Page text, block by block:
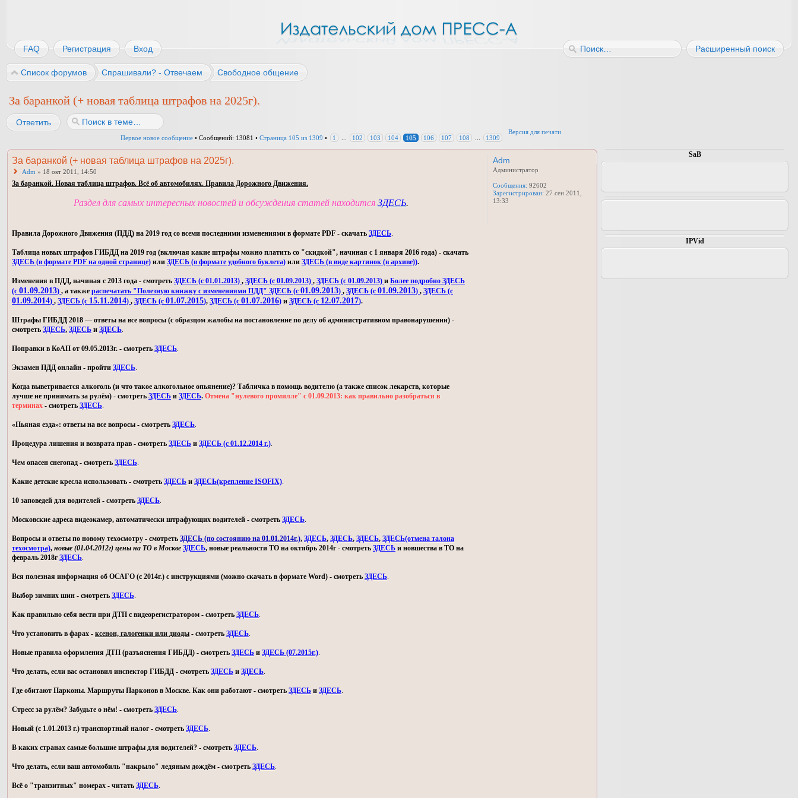
Расширенный поиск
FAQ Регистрация Вход
Версия для печати
Список форумов Спрашивали? - Отвечаем Свободное общение
За баранкой (+ новая таблица штрафов на 2025г).
Ответить
Первое новое сообщение • Сообщений: 13081 • Страница 105 из 1309 • 1 102 103 104 105 106 107 108 1309
За баранкой (+ новая таблица штрафов на 2025г).
Adm » 18 окт 2011, 14:50
За баранкой. Новая таблица штрафов. Всё об автомобилях. Правила Дорожного Движения.
Раздел для самых интересных новостей и обсуждения статей находится ЗДЕСЬ.
Правила Дорожного Движения (ПДД) на 2019 год со всеми последними изменениями в формате PDF - скачать ЗДЕСЬ.
Таблица новых штрафов ГИБДД на 2019 год (включая какие штрафы можно платить со "скидкой", начиная с 1 января 2016 года) - скачать
ЗДЕСЬ (в формате PDF на одной странице) или ЗДЕСЬ (в формате удобного буклета) или ЗДЕСЬ (в виде картинок (в архиве)).
Изменения в ПДД, начиная с 2013 года - смотреть ЗДЕСЬ (с 01.01.2013) , ЗДЕСЬ (с 01.09.2013) , ЗДЕСЬ (с 01.09.2013) и Более подробно ЗДЕСЬ
(с 01.09.2013) , а также распечатать "Полезную книжку с изменениями ПДД" ЗДЕСЬ (с 01.09.2013) , ЗДЕСЬ (с 01.09.2013) , ЗДЕСЬ (с
01.09.2014) , ЗДЕСЬ (с 15.11.2014) , ЗДЕСЬ (с 01.07.2015), ЗДЕСЬ (с 01.07.2016) и ЗДЕСЬ (с 12.07.2017).
Штрафы ГИБДД 2018 — ответы на все вопросы (с образцом жалобы на постановление по делу об административном правонарушении) -
смотреть ЗДЕСЬ, ЗДЕСЬ и ЗДЕСЬ.
Поправки в КоАП от 09.05.2013г. - смотреть ЗДЕСЬ.
Экзамен ПДД онлайн - пройти ЗДЕСЬ.
Когда выветривается алкоголь (и что такое алкогольное опьянение)? Табличка в помощь водителю (а также список лекарств, которые
лучше не принимать за рулём) - смотреть ЗДЕСЬ и ЗДЕСЬ. Отмена "нулевого промилле" с 01.09.2013: как правильно разобраться в
терминах - смотреть ЗДЕСЬ.
«Пьяная езда»: ответы на все вопросы - смотреть ЗДЕСЬ.
Процедура лишения и возврата прав - смотреть ЗДЕСЬ и ЗДЕСЬ (с 01.12.2014 г.).
Чем опасен снегопад - смотреть ЗДЕСЬ.
Какие детские кресла использовать - смотреть ЗДЕСЬ и ЗДЕСЬ(крепление ISOFIX).
10 заповедей для водителей - смотреть ЗДЕСЬ.
Московские адреса видеокамер, автоматически штрафующих водителей - смотреть ЗДЕСЬ.
Вопросы и ответы по новому техосмотру - смотреть ЗДЕСЬ (по состоянию на 01.01.2014г.), ЗДЕСЬ, ЗДЕСЬ, ЗДЕСЬ, ЗДЕСЬ(отмена талона
техосмотра), новые (01.04.2012г) цены на ТО в Москве ЗДЕСЬ, новые реальности ТО на октябрь 2014г - смотреть ЗДЕСЬ и новшества в ТО на
февраль 2018гЗДЕСЬ.
Вся полезная информация об ОСАГО (с 2014г.) с инструкциями (можно скачать в формате Word) - смотреть ЗДЕСЬ.
Выбор зимних шин - смотреть ЗДЕСЬ.
Как правильно себя вести при ДТП с видеорегистратором - смотреть ЗДЕСЬ.
Что установить в фарах - ксенон, галогенки или диоды - смотреть ЗДЕСЬ.
Новые правила оформления ДТП (разъяснения ГИБДД) - смотреть ЗДЕСЬ и ЗДЕСЬ (07.2015г.).
Что делать, если вас остановил инспектор ГИБДД - смотреть ЗДЕСЬ и ЗДЕСЬ.
Где обитают Парконы. Маршруты Парконов в Москве. Как они работают - смотреть ЗДЕСЬ и ЗДЕСЬ.
Стресс за рулём? Забудьте о нём! - смотреть ЗДЕСЬ.
Новый (с 1.01.2013 г.) транспортный налог - смотреть ЗДЕСЬ.
В каких странах самые большие штрафы для водителей? - смотреть ЗДЕСЬ.
Что делать, если ваш автомобиль "накрыло" ледяным дождём - смотреть ЗДЕСЬ.
Всё о "транзитных" номерах - читать ЗДЕСЬ.
Adm
Администратор
Сообщения: 92602
Зарегистрирован: 27 сен 2011,
13:33
SaB
IPVid